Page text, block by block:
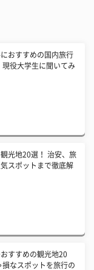
おすすめの国内旅行
現役大学生に聞いてみ
光地20選！ 治安、旅
スポットまで徹底解
すすめの観光地20
損なスポットを旅行の